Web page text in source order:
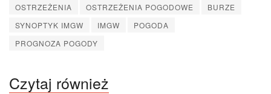
OSTRZEŻENIA
OSTRZEŻENIA POGODOWE
BURZE
SYNOPTYK IMGW
IMGW
POGODA
PROGNOZA POGODY
Czytaj również